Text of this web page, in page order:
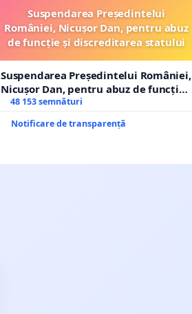
Suspendarea Președintelui
României, Nicușor Dan, pentru abuz
de funcție și discreditarea statului
Suspendarea Președintelui României,
Nicușor Dan, pentru abuz de funcție
și discreditarea statului
48 153 semnături
Notificare de transparență